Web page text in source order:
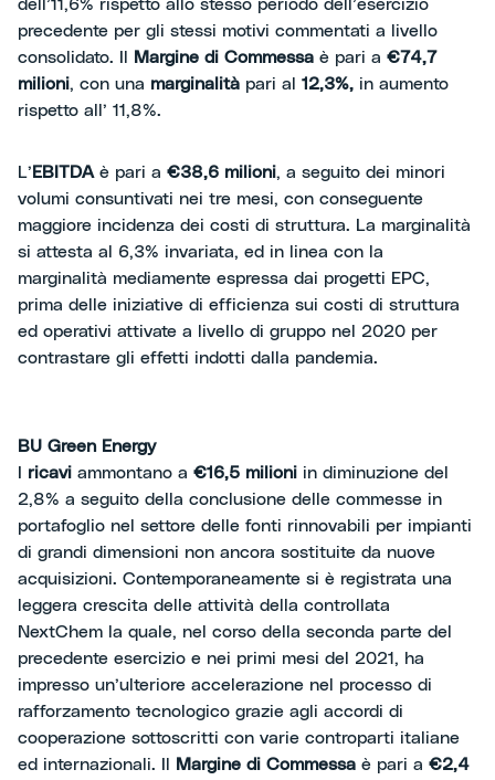
dell’11,6% rispetto allo stesso periodo dell’esercizio
precedente per gli stessi motivi commentati a livello
consolidato. Il
Margine di Commessa è pari a €74,7
milioni, con una marginalità pari al 12,3%, in aumento
rispetto all’ 11,8%.
L’ EBITDA è pari a €38,6 milioni, a seguito dei minori
volumi consuntivati nei tre mesi, con conseguente
maggiore incidenza dei costi di struttura. La marginalità
si attesta al 6,3% invariata, ed in linea con la
marginalità mediamente espressa dai progetti EPC,
prima delle iniziative di efficienza sui costi di struttura
ed operativi attivate a livello di gruppo nel 2020 per
contrastare gli effetti indotti dalla pandemia.
BU Green Energy
ricavi ammontano a €16,5 milioni in diminuzione del
2,8% a seguito della conclusione delle commesse in
portafoglio nel settore delle fonti rinnovabili per impianti
di grandi dimensioni non ancora sostituite da nuove
acquisizioni. Contemporaneamente si è registrata una
leggera crescita delle attività della controllata
NextChem la quale, nel corso della seconda parte del
precedente esercizio e nei primi mesi del 2021, ha
impresso un’ulteriore accelerazione nel processo di
rafforzamento tecnologico grazie agli accordi di
cooperazione sottoscritti con varie controparti italiane
ed internazionali. Il
Margine di Commessa è pari a €2,4